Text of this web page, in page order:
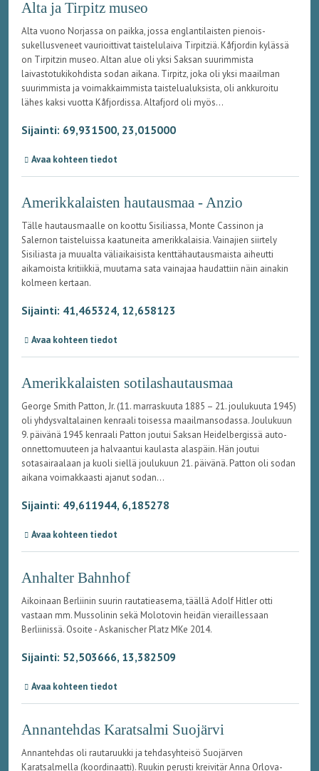
Alta ja Tirpitz museo
Alta vuono Norjassa on paikka, jossa englantilaisten pienois-
sukellusveneet vaurioittivat taistelulaiva Tirpitziä. Kåfjordin kylässä
on Tirpitzin museo. Altan alue oli yksi Saksan suurimmista
laivastotukikohdista sodan aikana. Tirpitz, joka oli yksi maailman
suurimmista ja voimakkaimmista taistelualuksista, oli ankkuroitu
lähes kaksi vuotta Kåfjordissa. Altafjord oli myös...
Sijainti: 69,931500, 23,015000
Avaa kohteen tiedot
Amerikkalaisten hautausmaa - Anzio
Tälle hautausmaalle on koottu Sisiliassa, Monte Cassinon ja
Salernon taisteluissa kaatuneita amerikkalaisia. Vainajien siirtely
Sisiliasta ja muualta väliaikaisista kenttähautausmaista aiheutti
aikamoista kritiikkiä, muutama sata vainajaa haudattiin näin ainakin
kolmeen kertaan.
Sijainti: 41,465324, 12,658123
Avaa kohteen tiedot
Amerikkalaisten sotilashautausmaa
George Smith Patton, Jr. (11. marraskuuta 1885 – 21. joulukuuta 1945)
oli yhdysvaltalainen kenraali toisessa maailmansodassa. Joulukuun
9. päivänä 1945 kenraali Patton joutui Saksan Heidelbergissä auto-
onnettomuuteen ja halvaantui kaulasta alaspäin. Hän joutui
sotasairaalaan ja kuoli siellä joulukuun 21. päivänä. Patton oli sodan
aikana voimakkaasti ajanut sodan...
Sijainti: 49,611944, 6,185278
Avaa kohteen tiedot
Anhalter Bahnhof
Aikoinaan Berliinin suurin rautatieasema, täällä Adolf Hitler otti
vastaan mm. Mussolinin sekä Molotovin heidän vieraillessaan
Berliinissä. Osoite - Askanischer Platz MKe 2014.
Sijainti: 52,503666, 13,382509
Avaa kohteen tiedot
Annantehdas Karatsalmi Suojärvi
Annantehdas oli rautaruukki ja tehdasyhteisö Suojärven
Karatsalmella (koordinaatti). Ruukin perusti kreivitär Anna Orlova-